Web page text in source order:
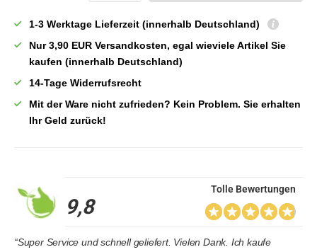
1-3 Werktage Lieferzeit (innerhalb Deutschland)
Nur 3,90 EUR Versandkosten, egal wieviele Artikel Sie
kaufen (innerhalb Deutschland)
14-Tage Widerrufsrecht
Mit der Ware nicht zufrieden? Kein Problem. Sie erhalten
Ihr Geld zurück!
9,8
Tolle Bewertungen
“Super Service und schnell geliefert. Vielen Dank. Ich kaufe